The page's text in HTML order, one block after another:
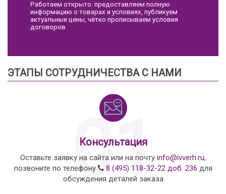
Работаем открыто: предоставляем полную
информацию о товарах и условиях, публикуем
актуальные цены, чётко прописываем условия
договоров
ЭТАПЫ СОТРУДНИЧЕСТВА С НАМИ
01
Консультация
Оставьте заявку на сайта или на почту info@ivverh.ru,
позвоните по телефону
8 (495) 118-32-22 доб. 236 для
обсуждения деталей заказа